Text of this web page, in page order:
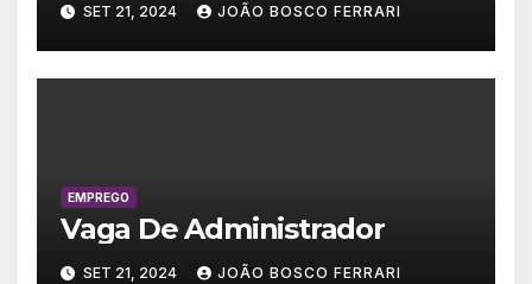
SET 21, 2024 JOÃO BOSCO FERRARI
EMPREGO
Vaga De Administrador
SET 21, 2024 JOÃO BOSCO FERRARI